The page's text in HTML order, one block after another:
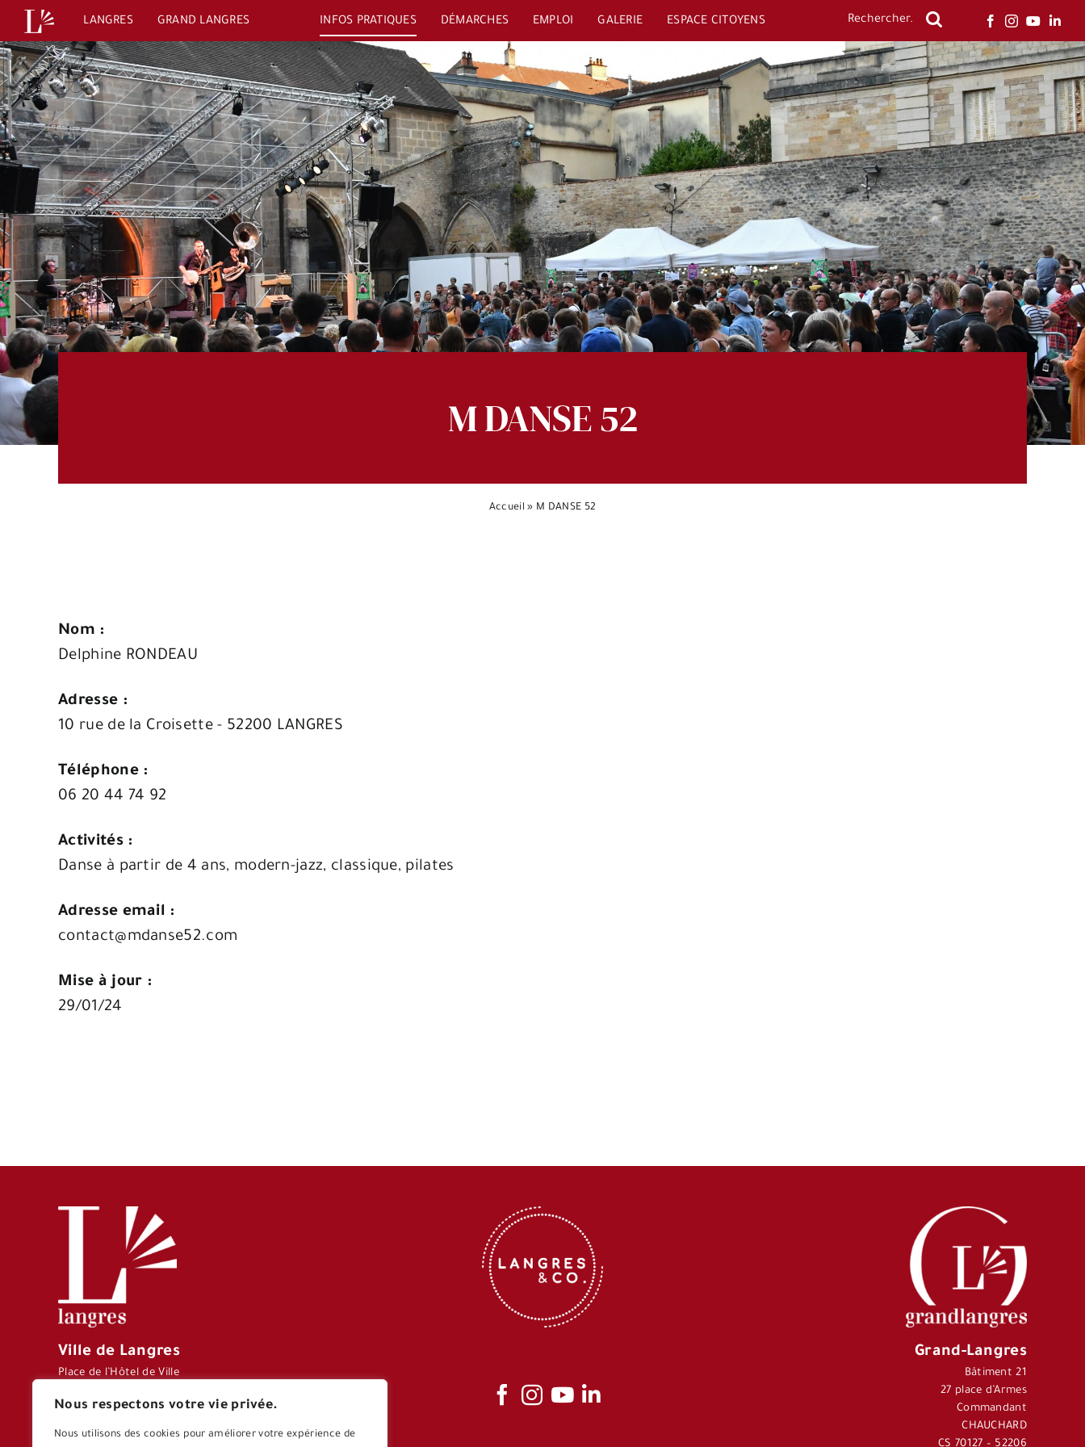
Nous respectons votre vie privée.
Nous utilisons des cookies pour améliorer votre expérience de
Passer
contenu
LANGRES GRAND LANGRES INFOS PRATIQUES DÉMARCHES EMPLOI GALERIE ESPACE CITOYENS Rechercher:
M DANSE 52
Accueil » M DANSE 52
Nom :
Delphine RONDEAU
Adresse :
10 rue de la Croisette - 52200 LANGRES
Téléphone :
06 20 44 74 92
Activités :
Danse à partir de 4 ans, modern-jazz, classique, pilates
Adresse email :
contact@mdanse52.com
Mise à jour :
29/01/24
Ville de Langres
Place de l’Hôtel de Ville
LANGRES CEDEX
Grand-Langres
Bâtiment 21
27 place d’Armes
Commandant
CHAUCHARD
CS 70127 – 52206